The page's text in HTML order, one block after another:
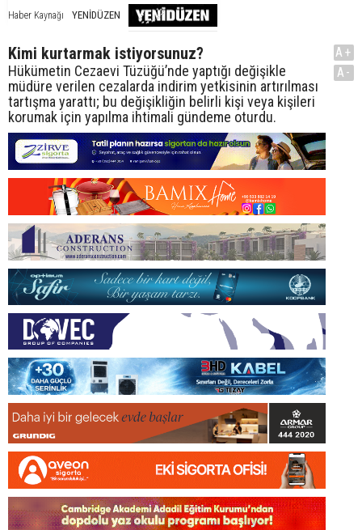
Haber Kaynağı YENİDÜZEN
Kimi kurtarmak istiyorsunuz?
Hükümetin Cezaevi Tüzüğü’nde yaptığı değişikle
müdüre verilen cezalarda indirim yetkisinin artırılması
tartışma yarattı; bu değişikliğin belirli kişi veya kişileri
korumak için yapılma ihtimali gündeme oturdu.
A+
A-